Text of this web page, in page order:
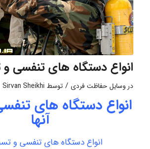
انواع دستگاه های تنفسی
دروسایل حفاظت فردی / توسط Sirvan Sheikhi
انواع دستگاه های
آنها
انواع دستگاه های تنفسی و